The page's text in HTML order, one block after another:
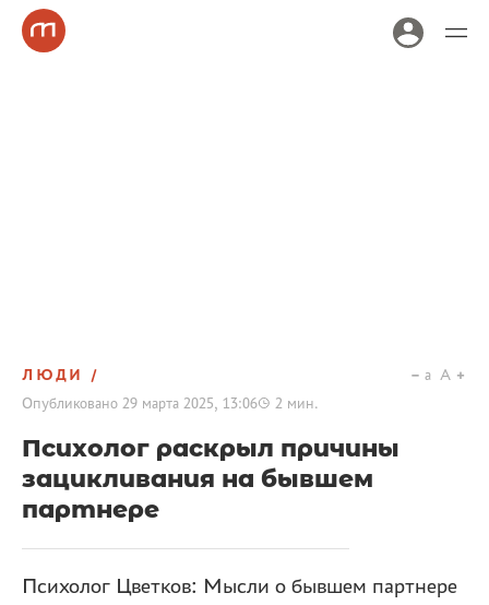
ЛЮДИ
Опубликовано 29 марта 2025, 13:06 2 мин.
a A
Психолог раскрыл причины
зацикливания на бывшем
партнере
Психолог Цветков: Мысли о бывшем партнере